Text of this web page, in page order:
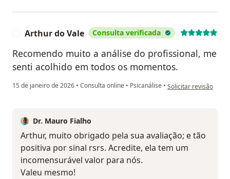
Arthur do Vale Consulta verificada
Recomendo muito a análise do profissional, me
senti acolhido em todos os momentos.
15 de janeiro de 2026 • Consulta online • Psicanálise • na opinião do
Solicitar revisão
Dr. Mauro Fialho
Arthur, muito obrigado pela sua avaliação; e tão
positiva por sinal rsrs. Acredite, ela tem um
incomensurável valor para nós.
Valeu mesmo!